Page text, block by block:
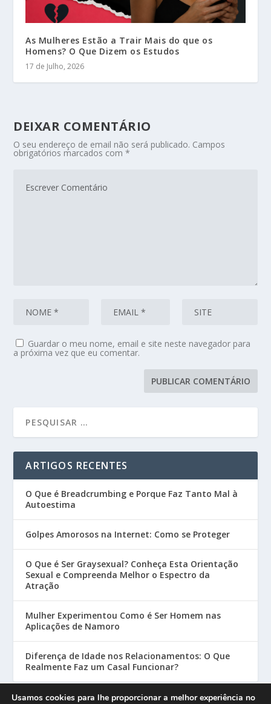
As Mulheres Estão a Trair Mais do que os
Homens? O Que Dizem os Estudos
17 de Julho, 2026
DEIXAR COMENTÁRIO
O seu endereço de email não será publicado. Campos
obrigatórios marcados com*
Guardar o meu nome, email e site neste navegador para
a próxima vez que eu comentar.
ARTIGOS RECENTES
O Que é Breadcrumbing e Porque Faz Tanto Mal à
Autoestima
Golpes Amorosos na Internet: Como se Proteger
O Que é Ser Graysexual? Conheça Esta Orientação
Sexual e Compreenda Melhor o Espectro da
Atração
Mulher Experimentou Como é Ser Homem nas
Aplicações de Namoro
Diferença de Idade nos Relacionamentos: O Que
Realmente Faz um Casal Funcionar?
Usamos cookies para lhe proporcionar a melhor experiência no